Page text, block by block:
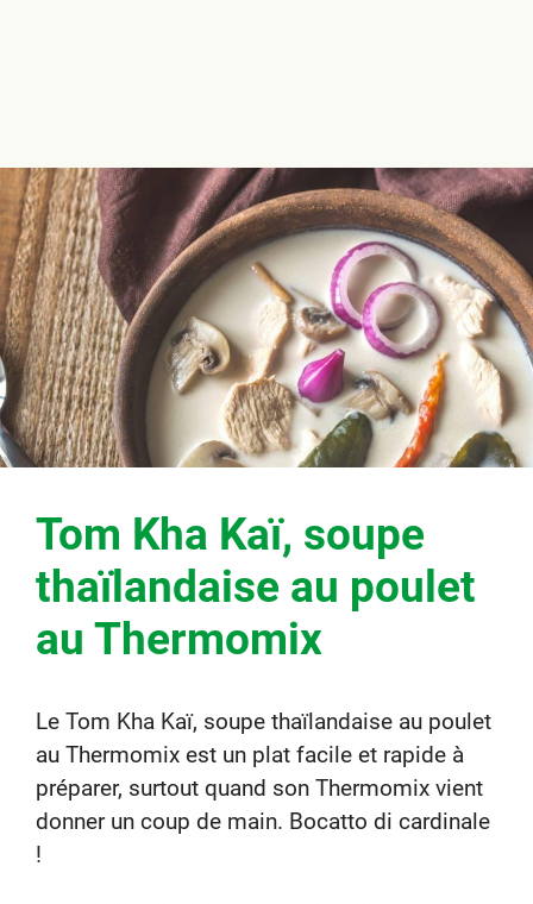
Tom Kha Kaï, soupe
thaïlandaise au poulet
au Thermomix
Le Tom Kha Kaï, soupe thaïlandaise au poulet
au Thermomix est un plat facile et rapide à
préparer, surtout quand son Thermomix vient
donner un coup de main. Bocatto di cardinale
!